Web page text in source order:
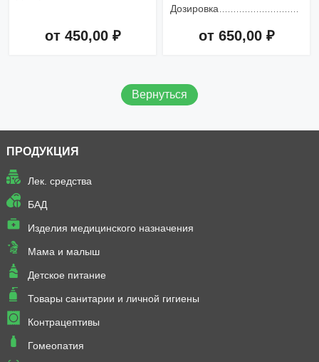
от 450,00 ₽
Дозировка
от 650,00 ₽
Вернуться
ПРОДУКЦИЯ
Лек. средства
БАД
Изделия медицинского назначения
Мама и малыш
Детское питание
Товары санитарии и личной гигиены
Контрацептивы
Гомеопатия